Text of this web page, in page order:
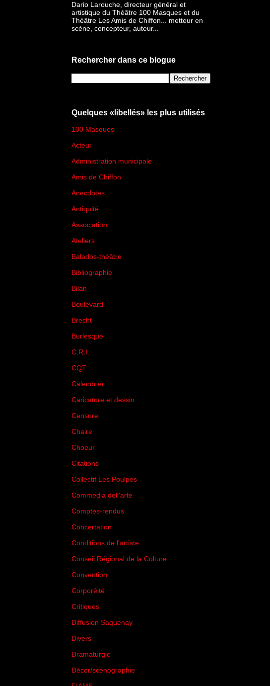
Dario Larouche, directeur général et
artistique du Théâtre 100 Masques et du
Théâtre Les Amis de Chiffon... metteur en
scène, concepteur, auteur...
Rechercher dans ce blogue
Quelques «libellés» les plus utilisés
100 Masques
Acteur
Administration municipale
Amis de Chiffon
Anecdotes
Antiquité
Association
Ateliers
Balados-théâtre
Bibliographie
Bilan
Boulevard
Brecht
Burlesque
C.R.I.
CQT
Calendrier
Caricature et dessin
Censure
Chaire
Choeur
Citations
Collectif Les Poulpes
Commedia dell'arte
Comptes-rendus
Concertation
Conditions de l'artiste
Conseil Régional de la Culture
Convention
Corporéité
Critiques
Diffusion Saguenay
Divers
Dramaturgie
Décor/scénographie